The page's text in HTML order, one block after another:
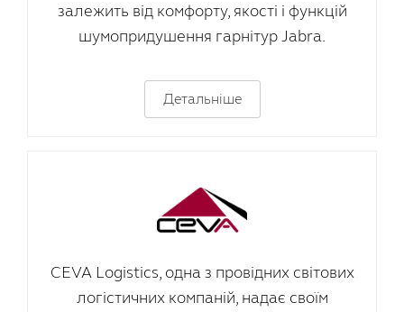
залежить від комфорту, якості і функцій
шумопридушення гарнітур Jabra.
Детальніше
CEVA Logistics, одна з провідних світових
логістичних компаній, надає своїм